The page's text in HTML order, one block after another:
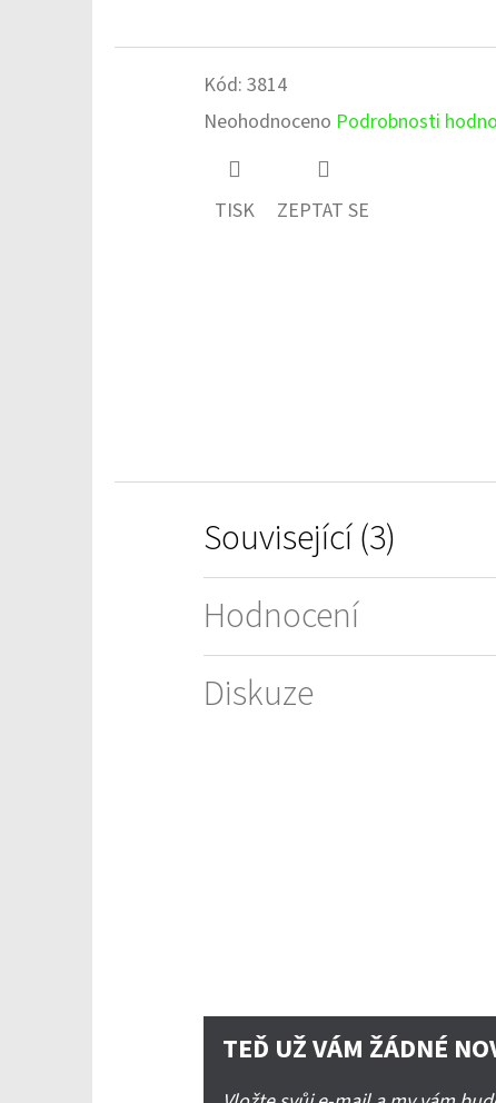
Kód: 3814
Průměrné
hodnocení
Neohodnoceno Podrobnosti
TISK ZEPTAT SE
Související (3)
Hodnocení
Diskuze
TEĎ UŽ VÁM ŽÁDNÉ